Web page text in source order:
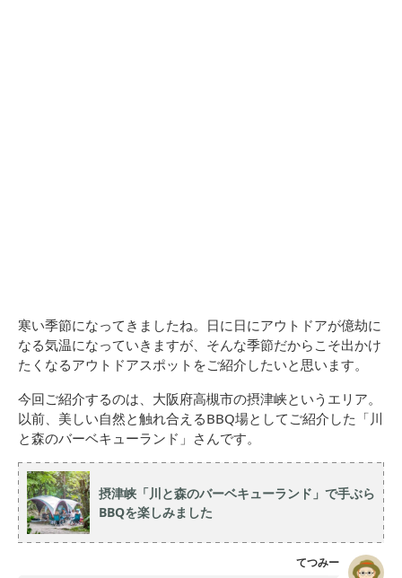
寒い季節になってきましたね。日に日にアウトドアが億劫に
なる気温になっていきますが、そんな季節だからこそ出かけ
たくなるアウトドアスポットをご紹介したいと思います。
今回ご紹介するのは、大阪府高槻市の摂津峡というエリア。
以前、美しい自然と触れ合えるBBQ場としてご紹介した「川
と森のバーベキューランド」さんです。
摂津峡「川と森のバーベキューランド」で手ぶら
BBQを楽しみました
てつみー